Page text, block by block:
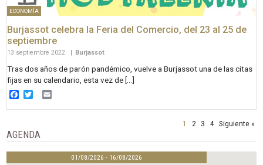
ECONOMÍA
Burjassot celebra la Feria del Comercio, del 23 al 25 de
septiembre
13 septiembre 2022 | Burjassot
Tras dos años de parón pandémico, vuelve a Burjassot una de las citas
fijas en su calendario, esta vez de […]
Facebook
Twitter
1 2 3 4 Siguiente »
AGENDA
01/08/2026 - 16/08/2026